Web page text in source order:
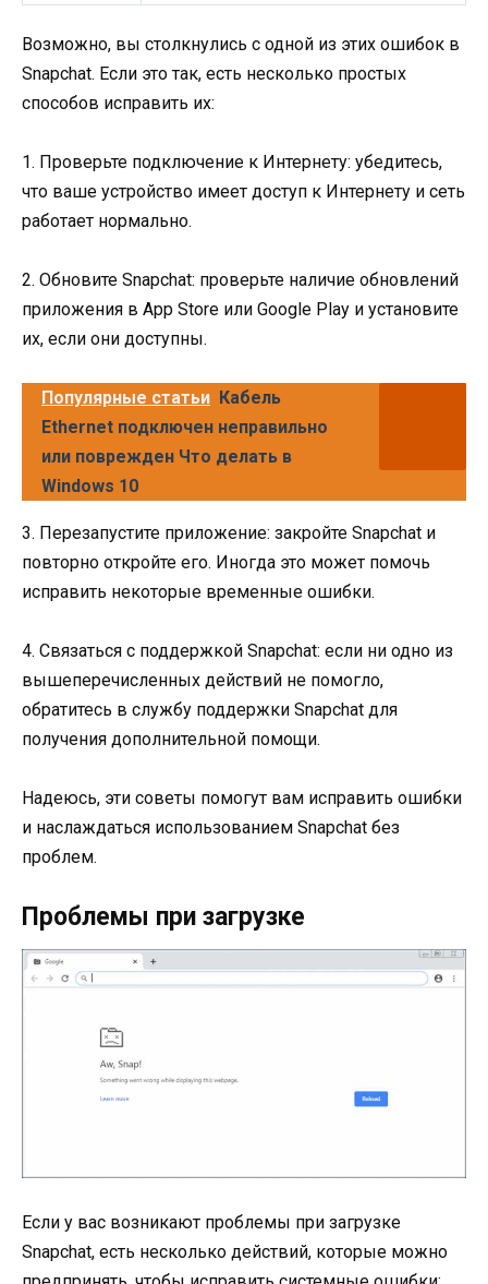
Возможно, вы столкнулись с одной из этих ошибок в
Snapchat. Если это так, есть несколько простых
способов исправить их:
1. Проверьте подключение к Интернету: убедитесь,
что ваше устройство имеет доступ к Интернету и сеть
работает нормально.
2. Обновите Snapchat: проверьте наличие обновлений
приложения в App Store или Google Play и установите
их, если они доступны.
Популярные статьи Кабель
Ethernet подключен неправильно
или поврежден Что делать в
Windows 10
3. Перезапустите приложение: закройте Snapchat и
повторно откройте его. Иногда это может помочь
исправить некоторые временные ошибки.
4. Связаться с поддержкой Snapchat: если ни одно из
вышеперечисленных действий не помогло,
обратитесь в службу поддержки Snapchat для
получения дополнительной помощи.
Надеюсь, эти советы помогут вам исправить ошибки
и наслаждаться использованием Snapchat без
проблем.
Проблемы при загрузке
Если у вас возникают проблемы при загрузке
Snapchat, есть несколько действий, которые можно